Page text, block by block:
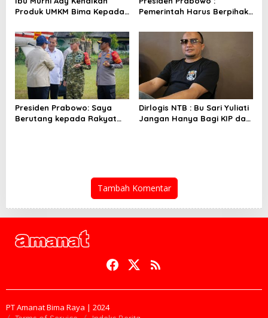
Produk UMKM Bima Kepada
Pemerintah Harus Berpihak
Presiden Prabowo: Saya
Berutang kepada Rakyat
Dirlogis NTB : Bu Sari Yuliati
Jangan Hanya Bagi KIP dan
Tambah Komentar
PT Amanat Bima Raya | 2024